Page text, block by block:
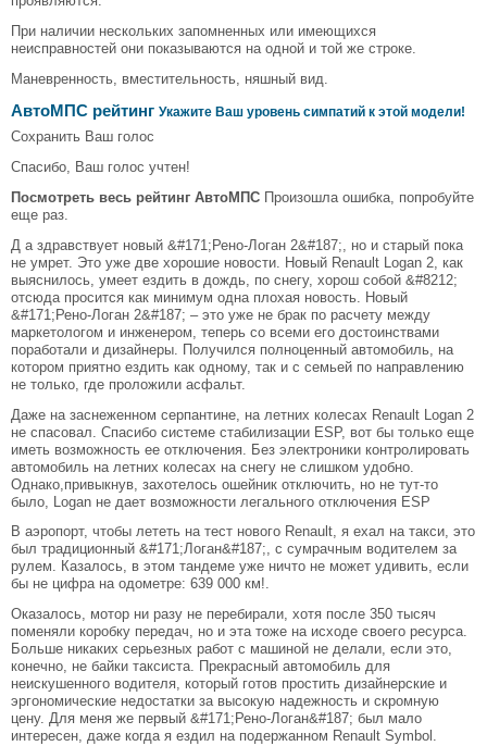
При наличии нескольких запомненных или имеющихся
неисправностей они показываются на одной и той же строке.
Маневренность, вместительность, няшный вид.
АвтоМПС рейтинг Укажите Ваш уровень симпатий к этой модели!
Сохранить Ваш голос
Спасибо, Ваш голос учтен!
Посмотреть весь рейтинг АвтоМПС Произошла ошибка, попробуйте
еще раз.
Д а здравствует новый &#171;Рено-Логан 2&#187;, но и старый пока
не умрет. Это уже две хорошие новости. Новый Renault Logan 2, как
выяснилось, умеет ездить в дождь, по снегу, хорош собой &#8212;
отсюда просится как минимум одна плохая новость. Новый
&#171;Рено-Логан 2&#187; – это уже не брак по расчету между
маркетологом и инженером, теперь со всеми его достоинствами
поработали и дизайнеры. Получился полноценный автомобиль, на
котором приятно ездить как одному, так и с семьей по направлению
не только, где проложили асфальт.
Даже на заснеженном серпантине, на летних колесах Renault Logan 2
не спасовал. Спасибо системе стабилизации ESP, вот бы только еще
иметь возможность ее отключения. Без электроники контролировать
автомобиль на летних колесах на снегу не слишком удобно.
Однако,привыкнув, захотелось ошейник отключить, но не тут-то
было, Logan не дает возможности легального отключения ESP
В аэропорт, чтобы лететь на тест нового Renault, я ехал на такси, это
был традиционный &#171;Логан&#187;, с сумрачным водителем за
рулем. Казалось, в этом тандеме уже ничто не может удивить, если
бы не цифра на одометре: 639 000 км!.
Оказалось, мотор ни разу не перебирали, хотя после 350 тысяч
поменяли коробку передач, но и эта тоже на исходе своего ресурса.
Больше никаких серьезных работ с машиной не делали, если это,
конечно, не байки таксиста. Прекрасный автомобиль для
неискушенного водителя, который готов простить дизайнерские и
эргономические недостатки за высокую надежность и скромную
цену. Для меня же первый &#171;Рено-Логан&#187; был мало
интересен, даже когда я ездил на подержанном Renault Symbol.